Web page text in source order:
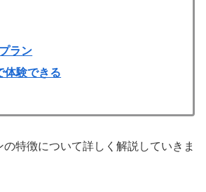
ラン
体験できる
特徴について詳しく解説していきま